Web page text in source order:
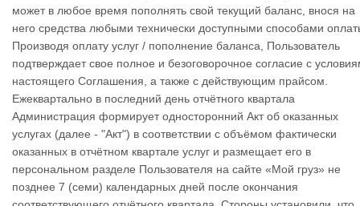
может в любое время пополнять свой текущий баланс, внося на
него средства любыми технически доступными способами
Производя оплату услуг / пополнение баланса, Пользователь
подтверждает свое полное и безоговорочное согласие с
настоящего Соглашения, а также с действующим прайсом.
Ежеквартально в последний день отчётного квартала
Администрация формирует односторонний Акт об оказанных
услугах (далее - "Акт") в соответствии с объёмом фактически
оказанных в отчётном квартале услуг и размещает его в
персональном разделе Пользователя на сайте «Мой груз» не
позднее 7 (семи) календарных дней после окончания